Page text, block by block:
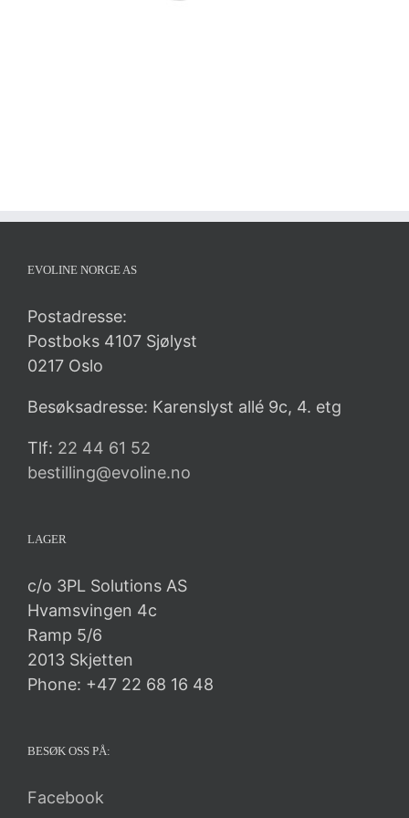
EVOLINE NORGE AS
Postadresse:
Postboks 4107 Sjølyst
0217 Oslo
Besøksadresse: Karenslyst allé 9c, 4. etg
Tlf: 22 44 61 52
bestilling@evoline.no
LAGER
c/o 3PL Solutions AS
Hvamsvingen 4c
Ramp 5/6
2013 Skjetten
Phone: +47 22 68 16 48
BESØK OSS PÅ:
Facebook